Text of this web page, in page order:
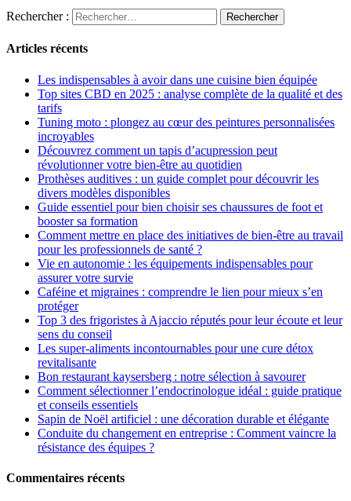
Rechercher :
Articles récents
Les indispensables à avoir dans une cuisine bien équipée
Top sites CBD en 2025 : analyse complète de la qualité et des
tarifs
Tuning moto : plongez au cœur des peintures personnalisées
incroyables
Découvrez comment un tapis d’acupression peut
révolutionner votre bien-être au quotidien
Prothèses auditives : un guide complet pour découvrir les
divers modèles disponibles
Guide essentiel pour bien choisir ses chaussures de foot et
booster sa formation
Comment mettre en place des initiatives de bien-être au travail
pour les professionnels de santé ?
Vie en autonomie : les équipements indispensables pour
assurer votre survie
Caféine et migraines : comprendre le lien pour mieux s’en
protéger
Top 3 des frigoristes à Ajaccio réputés pour leur écoute et leur
sens du conseil
Les super-aliments incontournables pour une cure détox
revitalisante
Bon restaurant kaysersberg : notre sélection à savourer
Comment sélectionner l’endocrinologue idéal : guide pratique
et conseils essentiels
Sapin de Noël artificiel : une décoration durable et élégante
Conduite du changement en entreprise : Comment vaincre la
résistance des équipes ?
Commentaires récents